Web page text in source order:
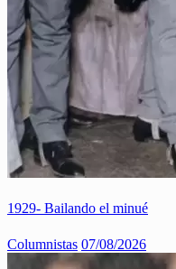
1929- Bailando el minué
Columnistas 07/08/2026